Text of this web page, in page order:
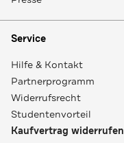
Service
Hilfe & Kontakt
Partnerprogramm
Widerrufsrecht
Studentenvorteil
Kaufvertrag widerrufen